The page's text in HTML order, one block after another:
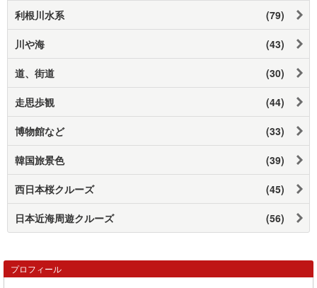
利根川水系 (79)
川や海 (43)
道、街道 (30)
走思歩観 (44)
博物館など (33)
韓国旅景色 (39)
西日本桜クルーズ (45)
日本近海周遊クルーズ (56)
プロフィール